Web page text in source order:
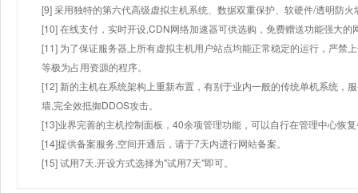
[9] 采用独特的第六代高级虚拟主机系统、数据双重保护、软硬件/透明防火
[10] 在线支付，实时开设,CDN网络加速器可供选购，免费赠送功能强大
[11] 为了保证服务器上所有虚拟主机用户站点均能正常稳定的运行，严禁
等极为占用资源的程序。
[12] 新的主机在系统架构上重新布置，有别于业内一般的传统单机系统，
墙,完全效抵御DDOS攻击。
[13]业界完善的主机控制面板，40余项管理功能，可以自行在管理中心恢
[14]提供备案服务,空间开通后，请于7天内进行网站备案。
[15] 试用7天.开设方式选择为"试用7天"即可。